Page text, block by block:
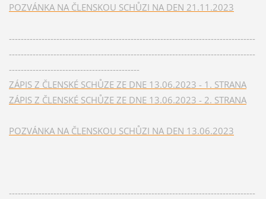
POZVÁNKA NA ČLENSKOU SCHŮZI NA DEN 21.11.2023
-----------------------------------------------------------------------------------
-----------------------------------------------------------------------------------
--------------------------------------------
ZÁPIS Z ČLENSKÉ SCHŮZE ZE DNE 13.06.2023 - 1. STRANA
ZÁPIS Z ČLENSKÉ SCHŮZE ZE DNE 13.06.2023 - 2. STRANA
POZVÁNKA NA ČLENSKOU SCHŮZI NA DEN 13.06.2023
-----------------------------------------------------------------------------------